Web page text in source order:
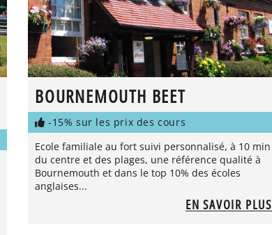
BOURNEMOUTH BEET
-15% sur les prix des cours
Ecole familiale au fort suivi personnalisé, à 10 min
du centre et des plages, une référence qualité à
Bournemouth et dans le top 10% des écoles
anglaises...
EN SAVOIR PLUS